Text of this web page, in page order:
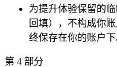
为提升体验保留的
回填），不构成你
终保存在你的账户下
第 4 部分